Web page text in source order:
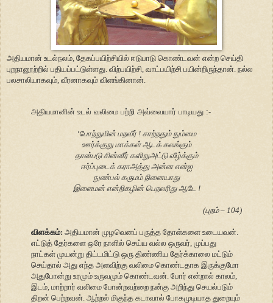
அதியமான் உடல்நலம், தேகப்பயிற்சியில் ஈடுபாடு கொண்டவன் என்ற செய்தி
புறநானூற்றில் பதியப்பட்டுள்ளது. விற்பயிற்சி, வாட்பயிற்சி பயின்றிருந்தான். நல்ல
பலசாலியாகவும், வீரனாகவும் விளங்கினான்.
அதியமானின் உடல் வலிமை பற்றி அவ்வையார் பாடியது :-
‘போற்றுமின் மறவீர் ! சாற்றதும் நும்மை
ஊர்க்குறு மாக்கள் ஆடக் கலங்கும்
தான்படு சின்னீர் களிறுஅட்டு வீழ்க்கும்
ஈர்ப்புடைக் கராஅத்து அன்ன என்ஐ
நுண்பல் கருமம் நினையாது
இளைமன் என்றிகழின் பெறலரிது ஆடே !
(புறம் – 104)
விளக்கம்: அதியமான் முழவெனப் பருத்த தோள்களை உடையவன்.
எட்டுத் தேர்களை ஒரே நாளில் செய்ய வல்ல ஒருவர், முப்பது
நாட்கள் முயன்று திட்டமிட்டு ஒரு திண்ணிய தேர்க்காலை மட்டும்
செய்தால் அது எந்த அளவிற்கு வலிமை கொண்டதாக இருக்குமோ
அதுபோன்று உரமும் உருவமும் கொண்டவன். போர் என்றால் காலம்,
இடம், மாற்றார் வலிமை போன்றவற்றை நன்கு அறிந்து செயல்படும்
திறன் பெற்றவன். ஆற்றல் மிகுந்த கடாவால் போகமுடியாத துறையும்